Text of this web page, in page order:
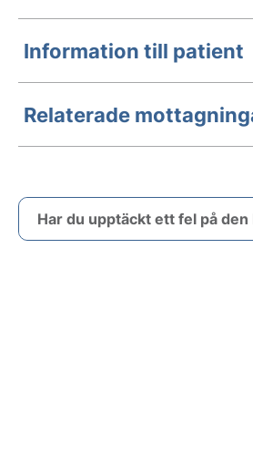
Information till patient
Relaterade
Har du upptäckt ett fel på den